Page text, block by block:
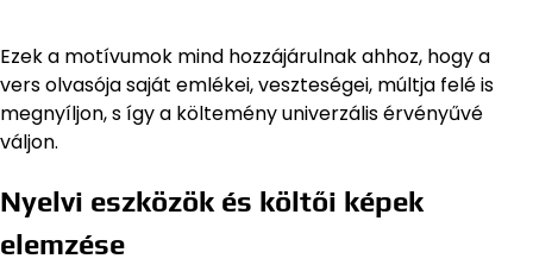
Ezek a motívumok mind hozzájárulnak ahhoz, hogy a
vers olvasója saját emlékei, veszteségei, múltja felé is
megnyíljon, s így a költemény univerzális érvényűvé
váljon.
Nyelvi eszközök és költői képek
elemzése